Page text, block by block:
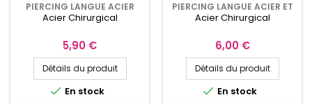
PIERCING LANGUE ACIER
ÉTOILE ROUGE
Acier Chirurgical
Prix
5,90 €
Détails du produit
 En stock
PIERCING LANGUE ACIER ET
LOGO CROIX CHOPPER BIKER
Acier Chirurgical
Prix
6,00 €
Détails du produit
 En stock